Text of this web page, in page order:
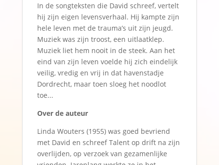
In de songteksten die David schreef, vertelt
hij zijn eigen levensverhaal. Hij kampte zijn
hele leven met de trauma’s uit zijn jeugd.
Muziek was zijn troost, een uitlaatklep.
Muziek liet hem nooit in de steek. Aan het
eind van zijn leven voelde hij zich eindelijk
veilig, vredig en vrij in dat havenstadje
Dordrecht, maar toen sloeg het noodlot
toe...
Over de auteur
Linda Wouters (1955) was goed bevriend
met David en schreef Talent op drift na zijn
overlijden, op verzoek van gezamenlijke